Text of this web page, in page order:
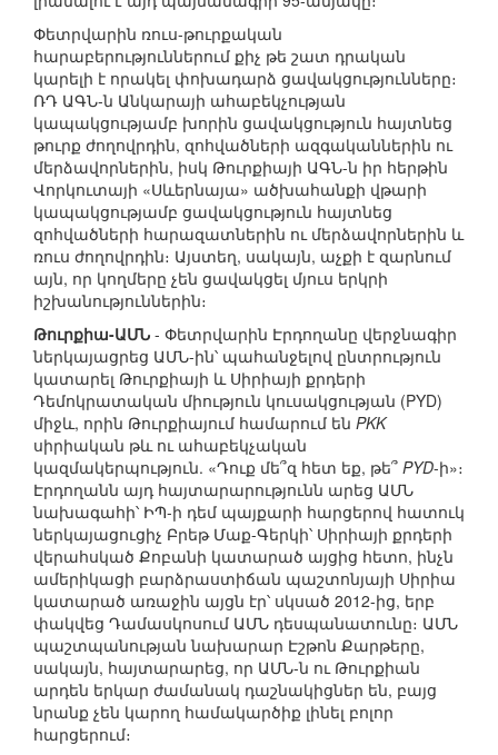
Փետրվարին ռուս-թուրքական
հարաբերություններում քիչ թե շատ դրական
կարելի է որակել փոխադարձ ցավակցությունները։
ՌԴ ԱԳՆ-ն Անկարայի ահաբեկչության
կապակցությամբ խորին ցավակցություն հայտնեց
թուրք ժողովրդին, զոհվածների ազգականներին ու
մերձավորներին, իսկ Թուրքիայի ԱԳՆ-ն իր հերթին
Վորկուտայի «Սևերնայա» ածխահանքի վթարի
կապակցությամբ ցավակցություն հայտնեց
զոհվածների հարազատներին ու մերձավորներին և
ռուս ժողովրդին։ Այստեղ, սակայն, աչքի է զարնում
այն, որ կողմերը չեն ցավակցել մյուս երկրի
իշխանություններին։
Թուրքիա-ԱՄՆ - Փետրվարին Էրդողանը վերջնագիր
ներկայացրեց ԱՄՆ-ին՝ պահանջելով ընտրություն
կատարել Թուրքիայի և Սիրիայի քրդերի
Դեմոկրատական միություն կուսակցության (PYD)
միջև, որին Թուրքիայում համարում են PKK
սիրիական թև ու ահաբեկչական
կազմակերպություն. «Դուք մե՞զ հետ եք, թե՞ PYD-ի»։
Էրդողանն այդ հայտարարությունն արեց ԱՄՆ
նախագահի՝ ԻՊ-ի դեմ պայքարի հարցերով հատուկ
ներկայացուցիչ Բրեթ Մաք-Գերկի՝ Սիրիայի քրդերի
վերահսկած Քոբանի կատարած այցից հետո, ինչն
ամերիկացի բարձրաստիճան պաշտոնյայի Սիրիա
կատարած առաջին այցն էր՝ սկսած 2012-ից, երբ
փակվեց Դամասկոսում ԱՄՆ դեսպանատունը։ ԱՄՆ
պաշտպանության նախարար Էշթոն Քարթերը,
սակայն, հայտարարեց, որ ԱՄՆ-ն ու Թուրքիան
արդեն երկար ժամանակ դաշնակիցներ են, բայց
նրանք չեն կարող համակարծիք լինել բոլոր
հարցերում։